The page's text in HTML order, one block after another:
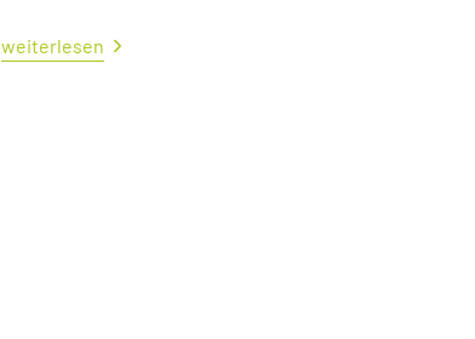
weiterlesen